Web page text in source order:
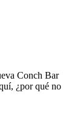
Conch Bar
¿por qué no